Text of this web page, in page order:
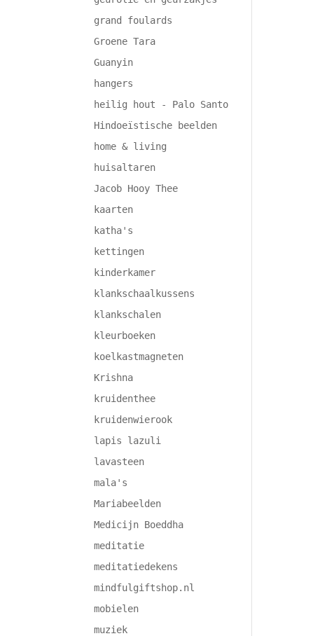
grand foulards
Groene Tara
Guanyin
hangers
heilig hout - Palo Santo
Hindoeïstische beelden
home & living
huisaltaren
Jacob Hooy Thee
kaarten
katha's
kettingen
kinderkamer
klankschaalkussens
klankschalen
kleurboeken
koelkastmagneten
Krishna
kruidenthee
kruidenwierook
lapis lazuli
lavasteen
mala's
Mariabeelden
Medicijn Boeddha
meditatie
meditatiedekens
mindfulgiftshop.nl
mobielen
muziek